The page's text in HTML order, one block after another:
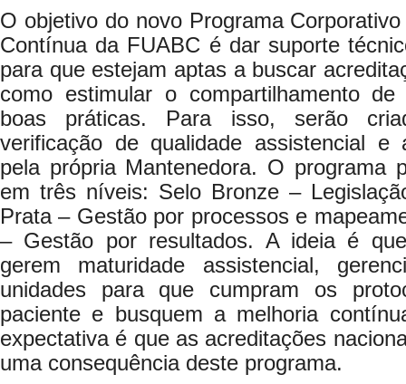
O objetivo do novo Programa
Contínua da FUABC é dar suporte
para que estejam aptas a buscar
como estimular o compartilhamento
boas práticas. Para isso, serão
verificação de qualidade assistencial e
pela própria Mantenedora. O programa
em três níveis: Selo Bronze –
Prata – Gestão por processos e
– Gestão por resultados. A ideia é
gerem maturidade assistencial,
unidades para que cumpram os
paciente e busquem a melhoria
expectativa é que as acreditações
uma consequência deste programa.